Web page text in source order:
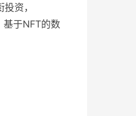
资，
于NFT的数